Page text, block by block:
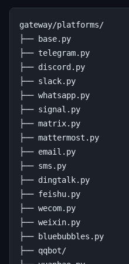
gateway/platforms/
├── base.py
├── telegram.py
├── discord.py
├── slack.py
├── whatsapp.py
├── signal.py
├── matrix.py
├── mattermost.py
├── email.py
├── sms.py
├── dingtalk.py
├── feishu.py            #
├── wecom.py
├── weixin.py
├── bluebubbles.py
├── qqbot/               #